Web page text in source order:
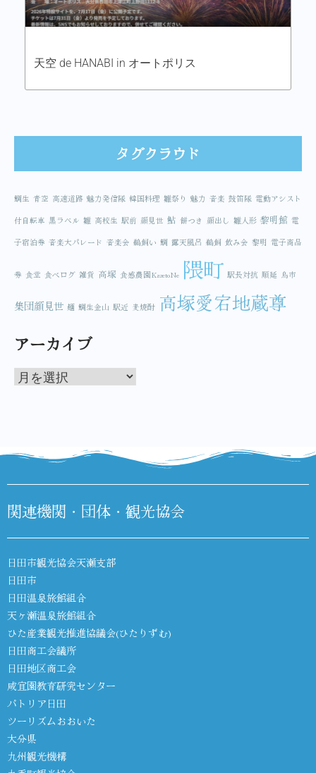
天空 de HANABI in オートポリス
タグクラウド
鯛生 青空 高速道路 魅力発信隊 韓国料理 雛祭り 魅力 音楽 鼓笛隊 電動アシスト
付自転車 黒ラベル 雛 高校生 駅前 顔見世 鮎 餅つき 顔出し 雛人形 黎明館 電
子宿泊券 音楽大パレード 音楽会 鵜飼い 鯛 露天風呂 鵜飼 飲み会 黎明 電子商品
券 食堂 食べログ 雑貨 高塚 食感農園KazetoNe 隈町 駅長対抗 順延 鳥市
集団顔見世 麺 鯛生金山 駅近 麦焼酎 高塚愛宕地蔵尊
アーカイブ
関連機関・団体・観光協会
日田市観光協会天瀬支部
日田市
日田温泉旅館組合
天ヶ瀬温泉旅館組合
ひた産業観光推進協議会(ひたりずむ)
日田商工会議所
日田地区商工会
咸宜園教育研究センター
パトリア日田
ツーリズムおおいた
大分県
九州観光機構